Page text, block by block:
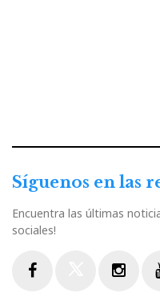
Síguenos en las
Encuentra las últimas
sociales!